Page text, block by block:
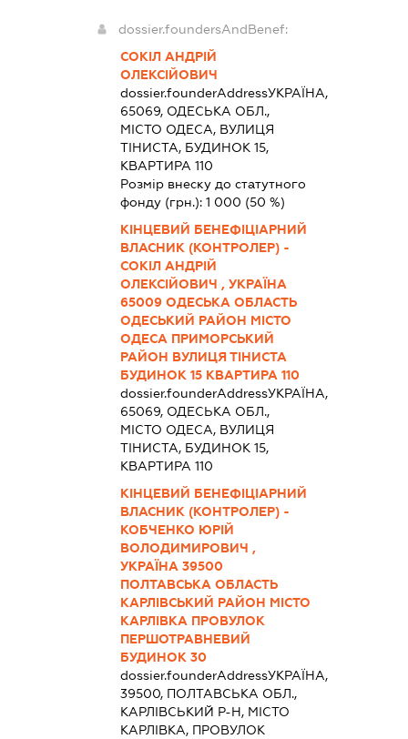
dossier.foundersAndBenef:
СОКІЛ АНДРІЙ
ОЛЕКСІЙОВИЧ
dossier.founderAddressУКРАЇНА,
65069, ОДЕСЬКА ОБЛ.,
МІСТО ОДЕСА, ВУЛИЦЯ
ТІНИСТА, БУДИНОК 15,
КВАРТИРА 110
Розмір внеску до статутного
фонду (грн.): 1 000 (50 %)
КІНЦЕВИЙ БЕНЕФІЦІАРНИЙ
ВЛАСНИК (КОНТРОЛЕР) -
СОКІЛ АНДРІЙ
ОЛЕКСІЙОВИЧ , УКРАЇНА
65009 ОДЕСЬКА ОБЛАСТЬ
ОДЕСЬКИЙ РАЙОН МІСТО
ОДЕСА ПРИМОРСЬКИЙ
РАЙОН ВУЛИЦЯ ТІНИСТА
БУДИНОК 15 КВАРТИРА 110
dossier.founderAddressУКРАЇНА,
65069, ОДЕСЬКА ОБЛ.,
МІСТО ОДЕСА, ВУЛИЦЯ
ТІНИСТА, БУДИНОК 15,
КВАРТИРА 110
КІНЦЕВИЙ БЕНЕФІЦІАРНИЙ
ВЛАСНИК (КОНТРОЛЕР) -
КОБЧЕНКО ЮРІЙ
ВОЛОДИМИРОВИЧ ,
УКРАЇНА 39500
ПОЛТАВСЬКА ОБЛАСТЬ
КАРЛІВСЬКИЙ РАЙОН МІСТО
КАРЛІВКА ПРОВУЛОК
ПЕРШОТРАВНЕВИЙ
БУДИНОК 30
dossier.founderAddressУКРАЇНА,
39500, ПОЛТАВСЬКА ОБЛ.,
КАРЛІВСЬКИЙ Р-Н, МІСТО
КАРЛІВКА, ПРОВУЛОК